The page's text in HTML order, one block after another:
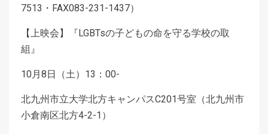
7513・FAX083-231-1437）
【上映会】『LGBTsの子どもの命を守る学校の取
組』
10月8日（土）13：00-
北九州市立大学北方キャンパスC201号室（北九州市
小倉南区北方4-2-1）